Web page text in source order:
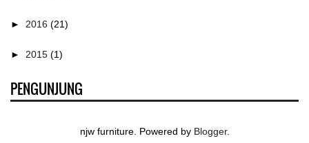
► 2016 (21)
► 2015 (1)
PENGUNJUNG
njw furniture. Powered by Blogger.